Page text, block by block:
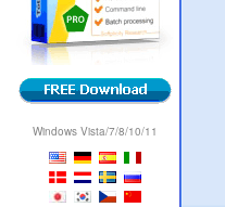
Windows Vista/7/8/10/11